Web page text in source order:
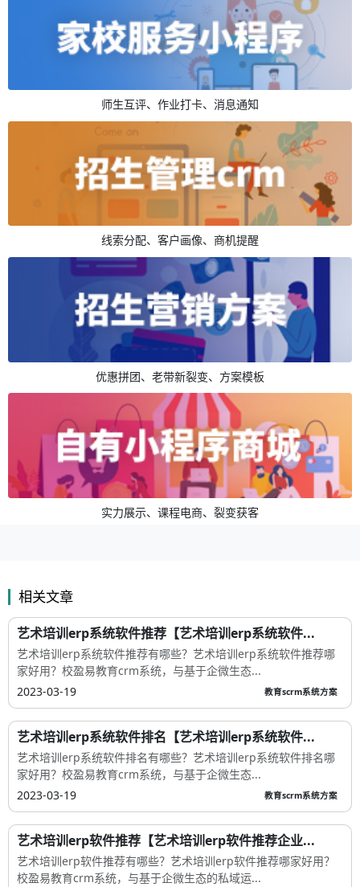
师生互评、作业打卡、消息通知
线索分配、客户画像、商机提醒
优惠拼团、老带新裂变、方案模板
实力展示、课程电商、裂变获客
相关文章
艺术培训erp系统软件推荐【艺术培训erp系统软件...
艺术培训erp系统软件推荐有哪些？艺术培训erp系统软件推荐哪
家好用？校盈易教育crm系统，与基于企微生态...
2023-03-19
教育scrm系统方案
艺术培训erp系统软件排名【艺术培训erp系统软件...
艺术培训erp系统软件排名有哪些？艺术培训erp系统软件排名哪
家好用？校盈易教育crm系统，与基于企微生态...
2023-03-19
教育scrm系统方案
艺术培训erp软件推荐【艺术培训erp软件推荐企业...
艺术培训erp软件推荐有哪些？艺术培训erp软件推荐哪家好用？
校盈易教育crm系统，与基于企微生态的私域运...